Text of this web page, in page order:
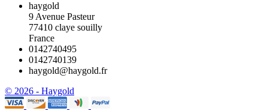
haygold
9 Avenue Pasteur
77410 claye souilly
France
0142740495
0142740139
haygold@haygold.fr
© 2026 - Haygold